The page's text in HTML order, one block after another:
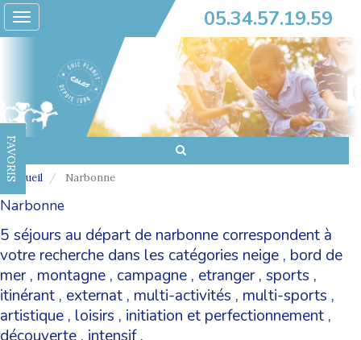
Toggle
navigation
05.34.57.19.59
FAVORIS
Accueil Narbonne
Narbonne
5 séjours au départ de narbonne correspondent à
votre recherche dans les catégories neige , bord de
mer, montagne , campagne , etranger, sports ,
itinérant , externat , multi-activités , multi-sports ,
artistique , loisirs , initiation et perfectionnement ,